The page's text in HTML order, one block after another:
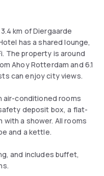
km of Diergaarde
has a shared lounge,
The property is around
Ahoy Rotterdam and 6.1
can enjoy city views.
air-conditioned rooms
deposit box, a flat-
a shower. All rooms
and a kettle.
and includes buffet,